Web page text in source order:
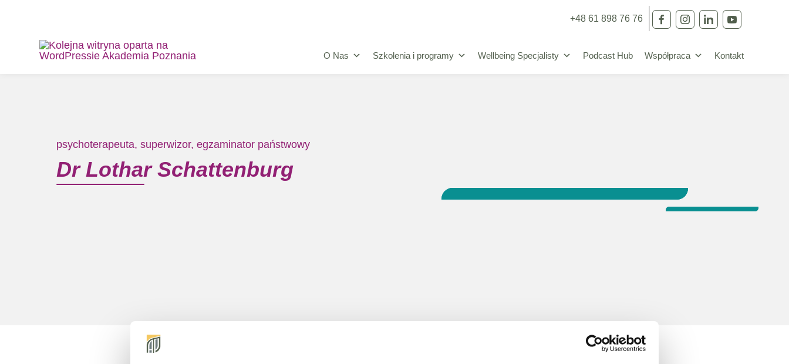
+48 61 898 76 76
O Nas Szkolenia i programy Wellbeing Specjalisty Podcast Hub Współpraca Kontakt
Dr Lothar Schattenburg
psychoterapeuta, superwizor, egzaminator państwowy